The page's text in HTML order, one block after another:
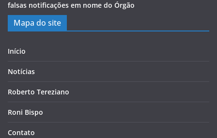
falsas notificações em nome do Órgão
Mapa do site
Início
Notícias
Roberto Tereziano
Roni Bispo
Contato